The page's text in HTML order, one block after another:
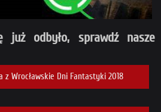
już odbyło, sprawdź nasze
z Wrocławskie Dni Fantastyki 2018